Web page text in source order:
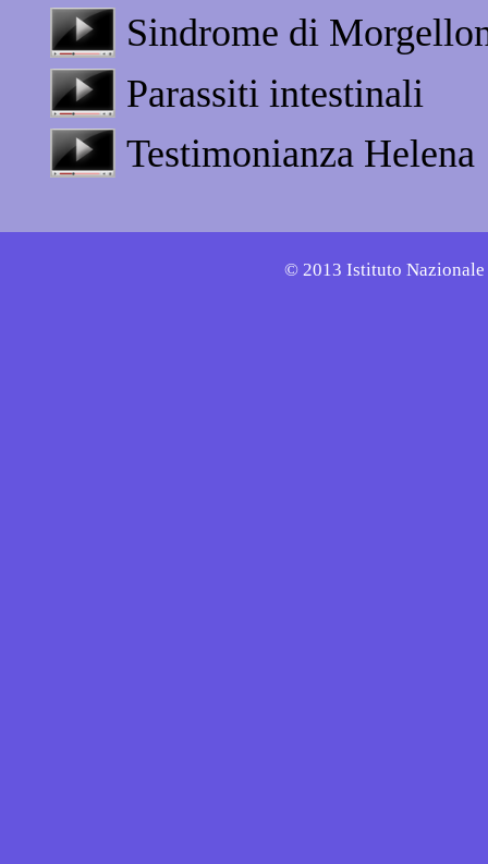
Sindrome di
Parassiti intestinali
Testimonianza Helena
© 2013 Istituto